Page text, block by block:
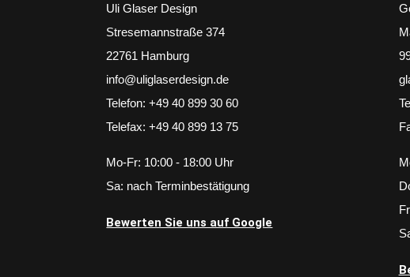
Uli Glaser Design
Stresemannstraße 374
22761 Hamburg
info@uliglaserdesign.de
Telefon: +49 40 899 30 60
Telefax: +49 40 899 13 75
Mo-Fr: 10:00 - 18:00 Uhr
Sa: nach Terminbestätigung
Bewerten Sie uns auf Google